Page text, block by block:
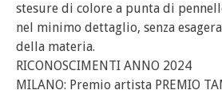
stesure di colore a punta di
nel minimo dettaglio, senza
della materia.
RICONOSCIMENTI ANNO 2024
MILANO: Premio artista PREMIO